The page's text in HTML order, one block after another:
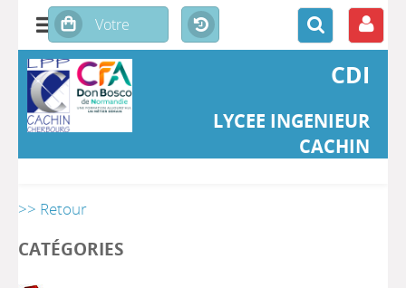
CDI
LYCEE INGENIEUR
CACHIN
>> Retour
CATÉGORIES